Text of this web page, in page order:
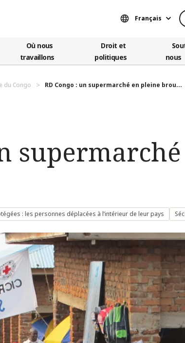
Français
Où nous
travaillons
Droit et
politiques
nous
du Congo RD Congo : un supermarché en pleine brou...
: les personnes déplacées à l’intérieur de leur pays